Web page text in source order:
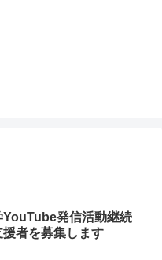
YouTube発信活動継続
援者を募集します